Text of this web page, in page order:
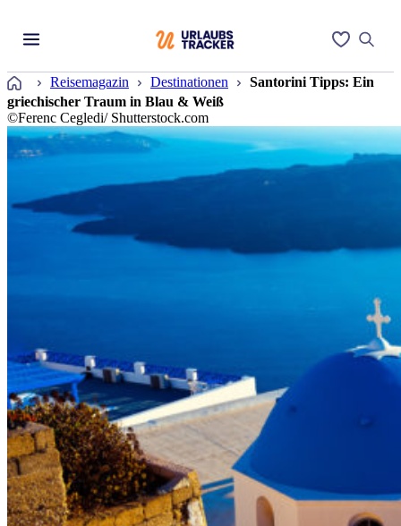
Startseite
Reisemagazin Destinationen
Santorini Tipps: Ein
griechischer Traum in Blau & Weiß
©Ferenc Cegledi/ Shutterstock.com